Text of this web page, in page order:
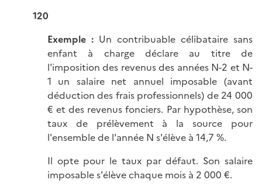
120
Exemple :Un contribuable célibataire sans
enfant à charge déclare au titre de
l'imposition des revenus des années N-2 et N-
1 un salaire net annuel imposable (avant
déduction des frais professionnels) de 24 000
€ et des revenus fonciers. Par hypothèse, son
taux de prélèvement à la source pour
l'ensemble de l'année N s'élève à 14,7 %.
Il opte pour le taux par défaut. Son salaire
imposable s'élève chaque mois à 2 000 €.